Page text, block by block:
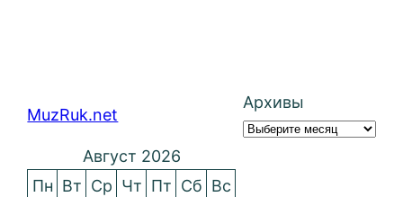
MuzRuk.net
Архивы
Август 2026
Пн Вт Ср Чт Пт Сб Вс